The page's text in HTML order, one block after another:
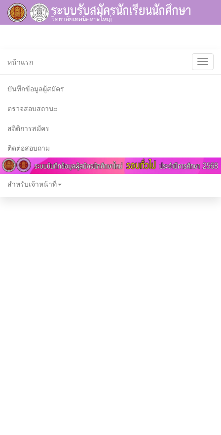
หน้าแรก
บันทึกข้อมูลผู้สมัคร
ตรวจสอบสถานะ
สถิติการสมัคร
ติดต่อสอบถาม
สำหรับเจ้าหน้าที่
บันทึกข้อมูลผู้สมัคร